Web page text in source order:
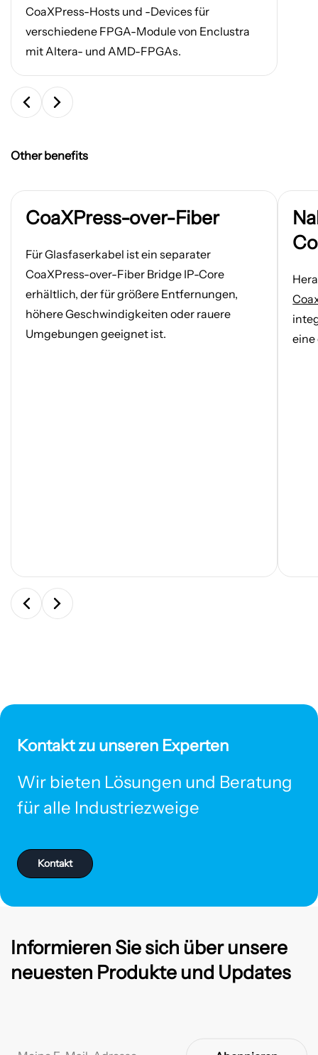
CoaXPress-Hosts und -Devices für
verschiedene FPGA-Module von Enclustra
mit Altera- und AMD-FPGAs.
Other benefits
CoaXPress-over-Fiber
Für Glasfaserkabel ist ein separater
CoaXPress-over-Fiber Bridge IP-Core
erhältlich, der für größere Entfernungen,
höhere Geschwindigkeiten oder rauere
Umgebungen geeignet ist.
eine
Kontakt zu unseren Experten
Wir bieten Lösungen und Beratung
für alle Industriezweige
Kontakt
Informieren Sie sich über unsere
neuesten Produkte und Updates